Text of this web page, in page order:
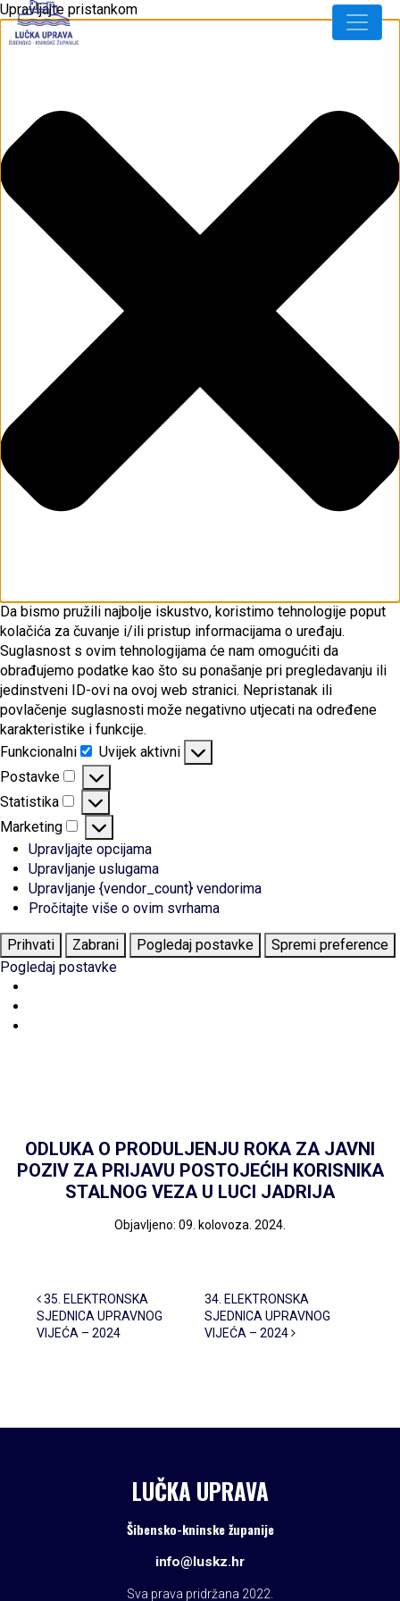
Upravljajte pristankom
Da bismo pružili najbolje iskustvo, koristimo tehnologije poput
kolačića za čuvanje i/ili pristup informacijama o uređaju.
Suglasnost s ovim tehnologijama će nam omogućiti da
obrađujemo podatke kao što su ponašanje pri pregledavanju ili
jedinstveni ID-ovi na ovoj web stranici. Nepristanak ili
povlačenje suglasnosti može negativno utjecati na određene
karakteristike i funkcije.
Funkcionalni
Funkcionalni
Uvijek aktivni
Postavke
Postavke
Statistika
Statistika
Marketing
Marketing
Upravljajte opcijama
Upravljanje uslugama
Upravljanje {vendor_count} vendorima
Pročitajte više o ovim svrhama
Prihvati Zabrani Pogledaj postavke
Spremi preference
Pogledaj postavke
ODLUKA O PRODULJENJU ROKA ZA JAVNI
POZIV ZA PRIJAVU POSTOJEĆIH KORISNIKA
STALNOG VEZA U LUCI JADRIJA
Objavljeno: 09. kolovoza. 2024.
Post navigation
35. ELEKTRONSKA
SJEDNICA UPRAVNOG
VIJEĆA – 2024
34. ELEKTRONSKA
SJEDNICA UPRAVNOG
VIJEĆA – 2024
LUČKA UPRAVA
Šibensko-kninske županije
info@luskz.hr
Sva prava pridržana 2022.